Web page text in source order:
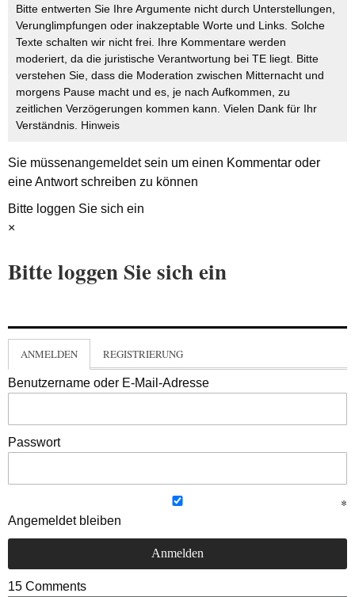
Bitte entwerten Sie Ihre Argumente nicht durch Unterstellungen,
Verunglimpfungen oder inakzeptable Worte und Links. Solche
Texte schalten wir nicht frei. Ihre Kommentare werden
moderiert, da die juristische Verantwortung bei TE liegt. Bitte
verstehen Sie, dass die Moderation zwischen Mitternacht und
morgens Pause macht und es, je nach Aufkommen, zu
zeitlichen Verzögerungen kommen kann. Vielen Dank für Ihr
Verständnis. Hinweis
Sie müssenangemeldetsein um einen Kommentar oder
eine Antwort schreiben zu können
Bitte loggen Sie sich ein
×
Bitte loggen Sie sich ein
ANMELDEN REGISTRIERUNG
Benutzername oder E-Mail-Adresse
Passwort
Angemeldet bleiben
15 Comments